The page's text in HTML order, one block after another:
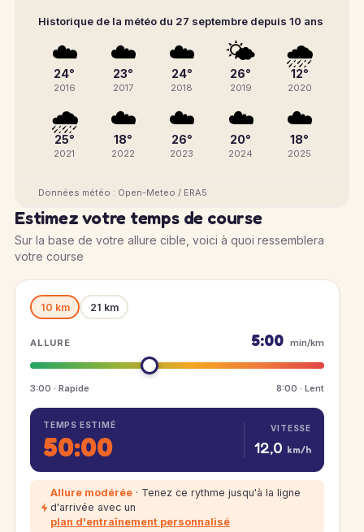
Historique de la météo du 27 septembre depuis 10 ans
☁️
24°
2016
☁️
23°
2017
☁️
24°
2018
🌤️
26°
2019
🌧️
12°
2020
🌧️
25°
2021
☁️
18°
2022
☁️
26°
2023
☁️
20°
2024
☁️
18°
2025
Données météo : Open-Meteo / ERA5
Estimez votre temps de course
Sur la base de votre allure cible, voici à quoi ressemblera
votre course
10 km 21 km
ALLURE 5:00 min/km
3:00 · Rapide 8:00 · Lent
TEMPS ESTIMÉ
50:00
VITESSE
12,0 km/h
Allure modérée · Tenez ce rythme jusqu'à la ligne
d'arrivée avec un
plan d'entraînement personnalisé